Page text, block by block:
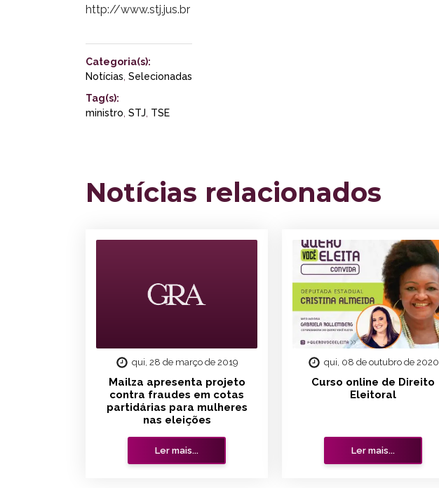
http://www.stj.jus.br
Categoria(s):
Notícias Selecionadas
Tag(s):
ministro STJ TSE
Notícias relacionados
qui, 28 de março de 2019
Mailza apresenta projeto
contra fraudes em cotas
partidárias para mulheres
nas eleições
Ler mais...
qui, 08 de outubro de 2020
Curso online de Direito
Eleitoral
Ler mais...